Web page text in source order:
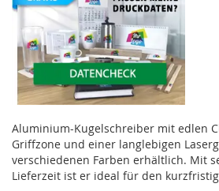
Aluminium-Kugelschreiber mit edlen
Griffzone und einer langlebigen
verschiedenen Farben erhältlich. Mit
Lieferzeit ist er ideal für den